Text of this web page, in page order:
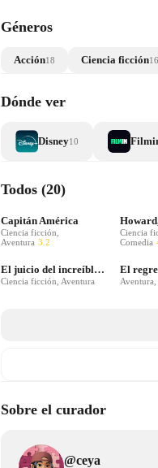
Géneros
Acción18 Ciencia ficción16
Dónde ver
Disney10
Todos (20)
Capitán América
Ciencia ficción,
Aventura 3.2
Ciencia
Comedia
El juicio del increíble Hulk
Ciencia ficción, Aventura
Sobre el curador
@ceya